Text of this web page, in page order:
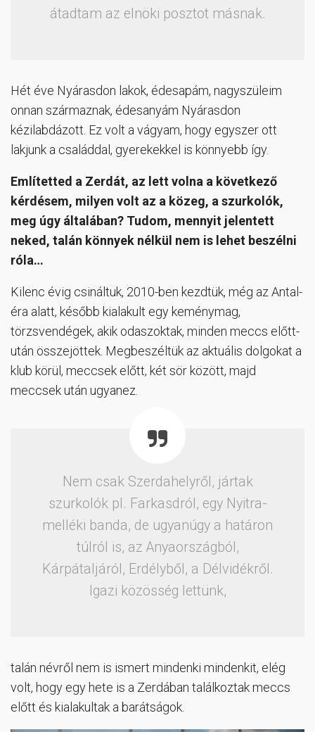
átadtam az elnöki posztot másnak.
Hét éve Nyárasdon lakok, édesapám, nagyszüleim
onnan származnak, édesanyám Nyárasdon
kézilabdázott. Ez volt a vágyam, hogy egyszer ott
lakjunk a családdal, gyerekekkel is könnyebb így.
Említetted a Zerdát, az lett volna a következő
kérdésem, milyen volt az a közeg, a szurkolók,
meg úgy általában? Tudom, mennyit jelentett
neked, talán könnyek nélkül nem is lehet beszélni
róla…
Kilenc évig csináltuk, 2010-ben kezdtük, még az Antal-
éra alatt, később kialakult egy keménymag,
törzsvendégek, akik odaszoktak, minden meccs előtt-
után összejöttek. Megbeszéltük az aktuális dolgokat a
klub körül, meccsek előtt, két sör között, majd
meccsek után ugyanez.
Nem csak Szerdahelyről, jártak
szurkolók pl. Farkasdról, egy Nyitra-
melléki banda, de ugyanúgy a határon
túlról is, az Anyaországból,
Kárpátaljáról, Erdélyből, a Délvidékről.
Igazi közösség lettünk,
talán névről nem is ismert mindenki mindenkit, elég
volt, hogy egy hete is a Zerdában találkoztak meccs
előtt és kialakultak a barátságok.